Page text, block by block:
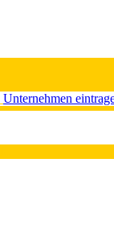
Unternehmen